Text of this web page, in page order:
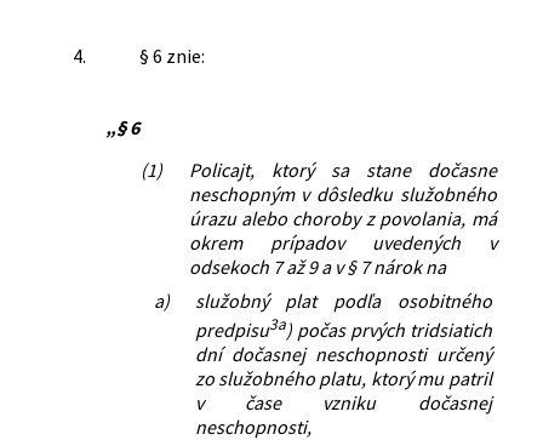
4. § 6 znie:
„§ 6
(1)
Policajt, ktorý sa stane dočasne
neschopným v dôsledku služobného
úrazu alebo choroby z povolania, má
okrem prípadov uvedených v
odsekoch 7 až 9 a v § 7 nárok na
a)
služobný plat podľa osobitného
predpisu3a) počas prvých tridsiatich
dní dočasnej neschopnosti určený
zo služobného platu, ktorý mu patril
v čase vzniku dočasnej
neschopnosti,